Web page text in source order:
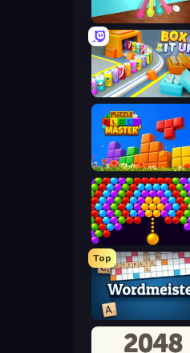
Tangle Master
Box It Up
Puzzle Block Master
Bubble Story
Top
Wordmeister